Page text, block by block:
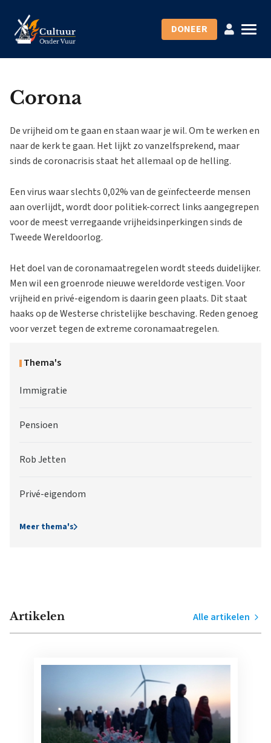
DONEER
Corona
De vrijheid om te gaan en staan waar je wil. Om te werken en
naar de kerk te gaan. Het lijkt zo vanzelfsprekend, maar
sinds de coronacrisis staat het allemaal op de helling.
Een virus waar slechts 0,02% van de geïnfecteerde mensen
aan overlijdt, wordt door politiek-correct links aangegrepen
voor de meest verregaande vrijheidsinperkingen sinds de
Tweede Wereldoorlog.
Het doel van de coronamaatregelen wordt steeds duidelijker.
Men wil een groenrode nieuwe wereldorde vestigen. Voor
vrijheid en privé-eigendom is daarin geen plaats. Dit staat
haaks op de Westerse christelijke beschaving. Reden genoeg
voor verzet tegen de extreme coronamaatregelen.
Thema's
Immigratie
Pensioen
Rob Jetten
Privé-eigendom
Meer thema's
Artikelen Alle artikelen